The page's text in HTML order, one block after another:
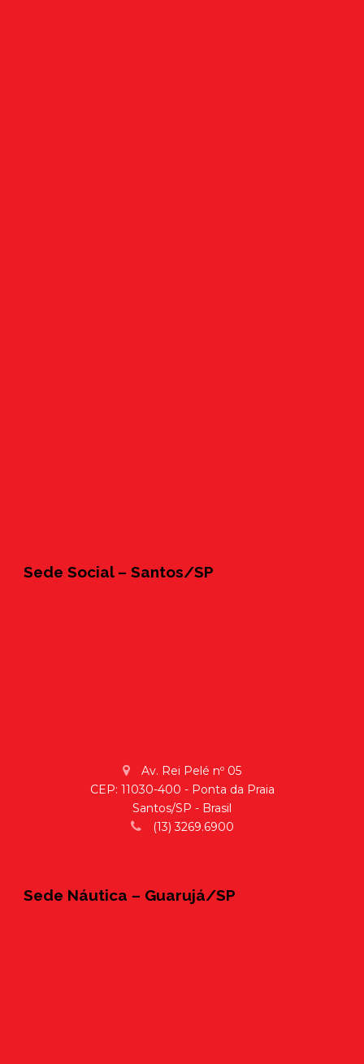
Sede Social – Santos/SP
Av. Rei Pelé nº 05
CEP: 11030-400 - Ponta da Praia
Santos/SP - Brasil
(13) 3269.6900
Sede Náutica – Guarujá/SP